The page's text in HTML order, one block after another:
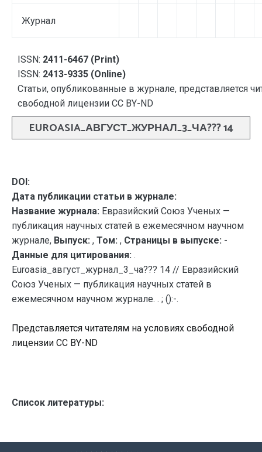
Журнал
ISSN: 2411-6467 (Print)
ISSN: 2413-9335 (Online)
Статьи, опубликованные в журнале, представляется
свободной лицензии CC BY-ND
EUROASIA_АВГУСТ_ЖУРНАЛ_3_ЧА??? 14
DOI:
Дата публикации статьи в журнале:
Название журнала: Евразийский Союз Ученых —
публикация научных статей в ежемесячном научном
журнале, Выпуск: , Том: , Страницы в выпуске: -
Данные для цитирования: .
Euroasia_август_журнал_3_ча??? 14 // Евразийский
Союз Ученых — публикация научных статей в
ежемесячном научном журнале. . ; ():-.
Представляется читателям на условиях свободной
лицензии CC BY-ND
Список литературы: